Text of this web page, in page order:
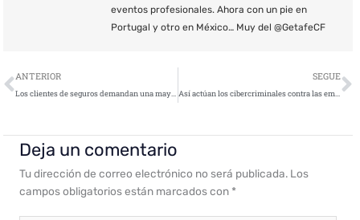
eventos profesionales. Ahora con un pie en
Portugal y otro en México… Muy del @GetafeCF
Ant
ANTERIOR
Los clientes de seguros demandan una mayor cobertura ante los riesgos emergentes
SEGUE
Así actúan los cibercriminales contra las empresas
Deja un comentario
Tu dirección de correo electrónico no será publicada. Los
campos obligatorios están marcados con *